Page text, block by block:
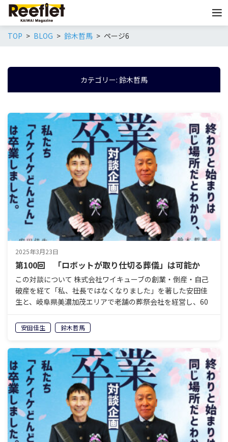
TOP BLOG 鈴木哲馬 ページ6
カテゴリー: 鈴木哲馬
2025年3月23日
第100回 「ロボットが取り仕切る葬儀」は可能か
この対談について 株式会社ワイキューブの創業・倒産・自己
破産を経て「私、社長ではなくなりました」を著した安田佳
生と、岐阜県美濃加茂エリアで老舗の葬祭会社を経営し、60
ど…安田佳生 鈴木哲馬